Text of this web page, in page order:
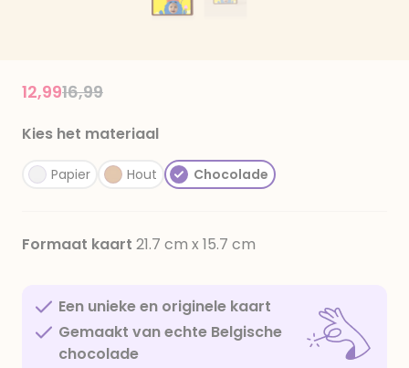
Price reduced from
16,99to
12,99
Kies het materiaal
Papier Hout Chocolade
Formaat kaart 21.7 cm x 15.7 cm
Een unieke en originele kaart
Gemaakt van echte Belgische
chocolade